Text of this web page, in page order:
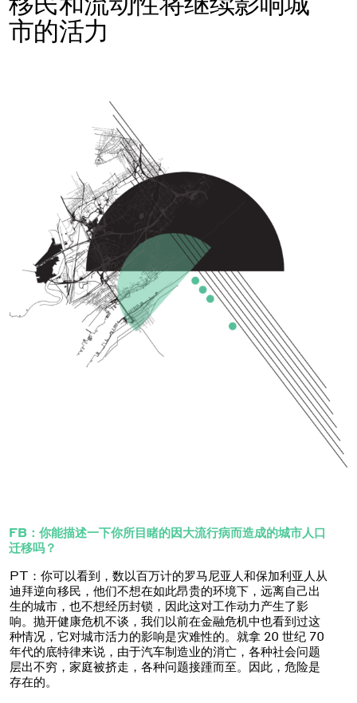
市的活力
FB：你能描述一下你所目睹的因大流行病而造成的城市人口
迁移吗？
PT：你可以看到，数以百万计的罗马尼亚人和保加利亚人从
迪拜逆向移民，他们不想在如此昂贵的环境下，远离自己出
生的城市，也不想经历封锁，因此这对工作动力产生了影
响。抛开健康危机不谈，我们以前在金融危机中也看到过这
种情况，它对城市活力的影响是灾难性的。就拿 20 世纪 70
年代的底特律来说，由于汽车制造业的消亡，各种社会问题
层出不穷，家庭被挤走，各种问题接踵而至。因此，危险是
存在的。